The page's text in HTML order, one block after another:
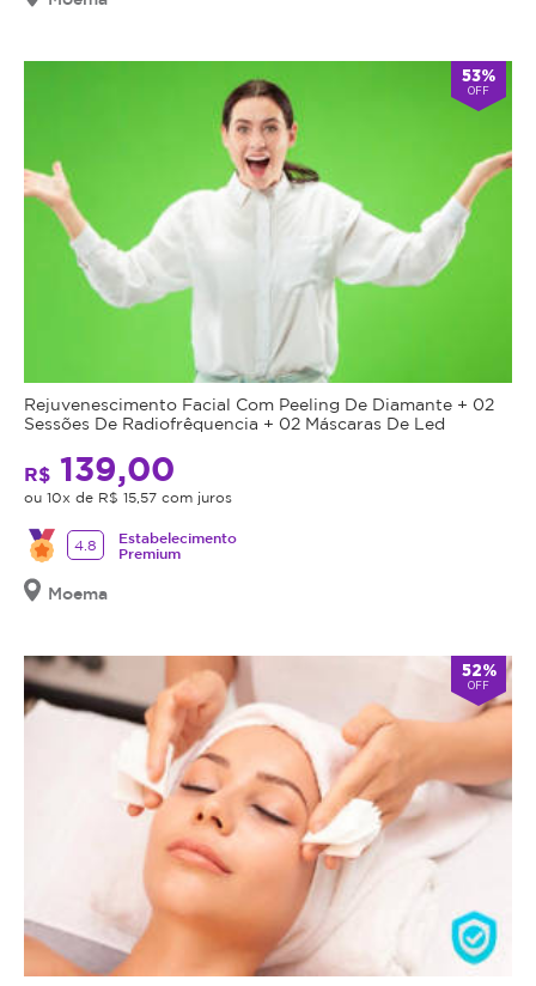
53%
OFF
Rejuvenescimento Facial Com Peeling De Diamante + 02
Sessões De Radiofrêquencia + 02 Máscaras De Led
R$ 139,00
ou 10x de R$ 15,57 com juros
4.8
Estabelecimento
Premium
Moema
52%
OFF